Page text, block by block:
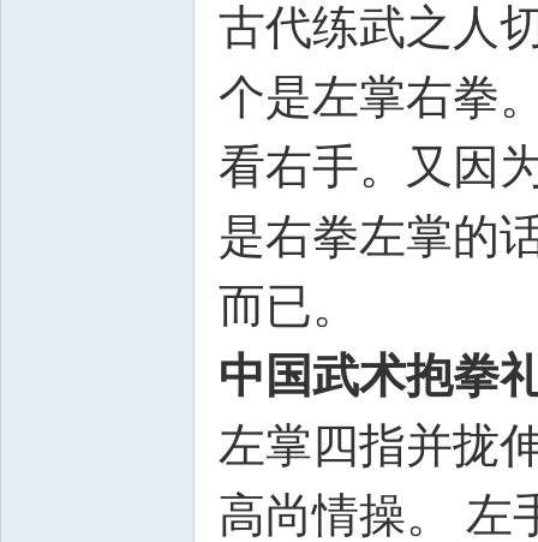
古代练武之人
个是左掌右拳
看右手。又因
是右拳左掌的
而已。
中国武术抱拳
左掌四指并拢
高尚情操。 左